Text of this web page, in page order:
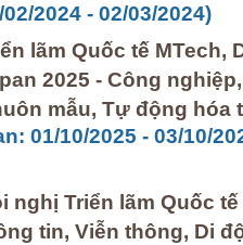
2024 - 02/03/2024)
lãm Quốc tế MTech,
2025 - Công
mẫu, Tự động hóa
01/10/2025 - 03/10/
nghị Triển lãm Quốc
tin, Viễn thông, Di